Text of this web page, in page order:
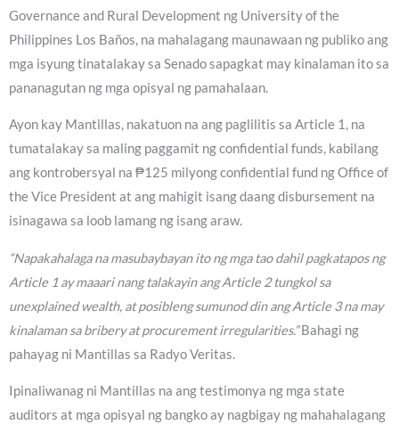
Governance and Rural Development ng University of the
Philippines Los Baños, na mahalagang maunawaan ng publiko ang
mga isyung tinatalakay sa Senado sapagkat may kinalaman ito sa
pananagutan ng mga opisyal ng pamahalaan.
Ayon kay Mantillas, nakatuon na ang paglilitis sa Article 1, na
tumatalakay sa maling paggamit ng confidential funds, kabilang
ang kontrobersyal na ₱125 milyong confidential fund ng Office of
the Vice President at ang mahigit isang daang disbursement na
isinagawa sa loob lamang ng isang araw.
“Napakahalaga na masubaybayan ito ng mga tao dahil pagkatapos ng
Article 1 ay maaari nang talakayin ang Article 2 tungkol sa
unexplained wealth, at posibleng sumunod din ang Article 3 na may
kinalaman sa bribery at procurement irregularities.”Bahagi ng
pahayag ni Mantillas sa Radyo Veritas.
Ipinaliwanag ni Mantillas na ang testimonya ng mga state
auditors at mga opisyal ng bangko ay nagbigay ng mahahalagang